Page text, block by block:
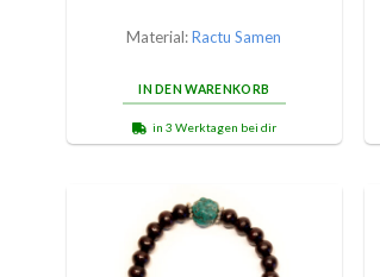
Material:Ractu Samen
IN DEN WARENKORB
in 3 Werktagen bei dir